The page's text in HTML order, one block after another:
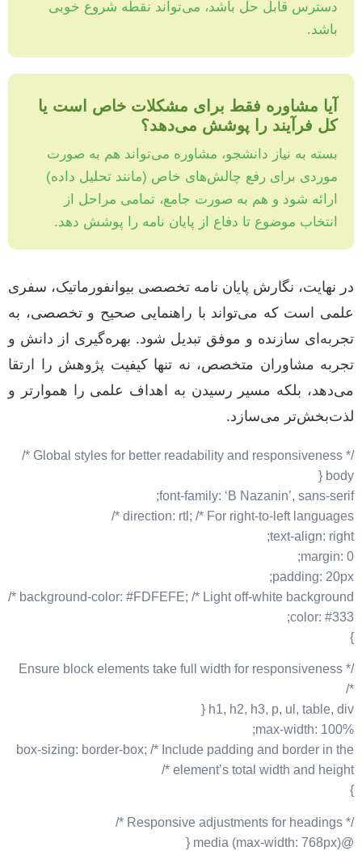
دسترس قابل حل باشد، می‌تواند نقطه شروع خوبی
باشد.
آیا مشاوره فقط برای مشکلات خاص است یا
کل فرآیند را پوشش می‌دهد؟
بسته به نیاز دانشجو، مشاوره می‌تواند هم به صورت
موردی برای رفع چالش‌های خاص (مانند تحلیل داده)
ارائه شود و هم به صورت جامع، تمامی مراحل از
انتخاب موضوع تا دفاع از پایان نامه را پوشش دهد.
در نهایت، نگارش پایان نامه تخصصی بیوانفورماتیک، سفری
علمی است که می‌تواند با راهنمایی صحیح و تخصصی، به
تجربه‌ای سازنده و موفق تبدیل شود. بهره‌گیری از دانش و
تجربه مشاوران متخصص، نه تنها کیفیت پژوهش را ارتقا
می‌دهد، بلکه مسیر رسیدن به اهداف علمی را هموارتر و
لذت‌بخش‌تر می‌سازد.
/* Global styles for better readability and responsiveness */
body {
font-family: ‘B Nazanin’, sans-serif;
direction: rtl; /* For right-to-left languages */
text-align: right;
margin: 0;
padding: 20px;
background-color: #FDFEFE; /* Light off-white background */
color: #333;
}
/* Ensure block elements take full width for responsiveness
*/
h1, h2, h3, p, ul, table, div {
max-width: 100%;
box-sizing: border-box; /* Include padding and border in the
element’s total width and height */
}
/* Responsive adjustments for headings */
@media (max-width: 768px) {